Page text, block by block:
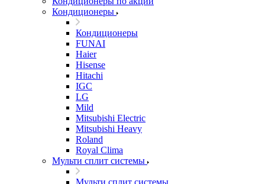
Кондиционеры
Кондиционеры
FUNAI
Haier
Hisense
Hitachi
IGC
LG
Mild
Mitsubishi Electric
Mitsubishi Heavy
Roland
Royal Clima
Мульти сплит системы
Мульти сплит системы